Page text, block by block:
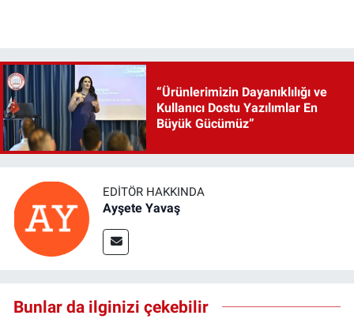
“Ürünlerimizin Dayanıklılığı ve
Kullanıcı Dostu Yazılımlar En
Büyük Gücümüz”
EDITÖR HAKKINDA
Ayşete Yavaş
Bunlar da ilginizi çekebilir